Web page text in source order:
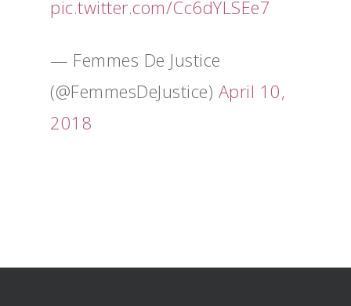
pic.twitter.com/Cc6dYLSEe7
— Femmes De Justice
(@FemmesDeJustice) April 10,
2018